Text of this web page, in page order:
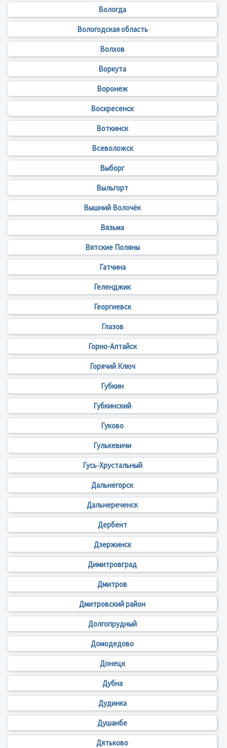
Вологда
Вологодская область
Волхов
Воркута
Воронеж
Воскресенск
Воткинск
Всеволожск
Выборг
Выльгорт
Вышний Волочёк
Вязьма
Вятские Поляны
Гатчина
Геленджик
Георгиевск
Глазов
Горно-Алтайск
Горячий Ключ
Губкин
Губкинский
Гуково
Гулькевичи
Гусь-Хрустальный
Дальнегорск
Дальнереченск
Дербент
Дзержинск
Димитровград
Дмитров
Дмитровский район
Долгопрудный
Домодедово
Донецк
Дубна
Дудинка
Душанбе
Дятьково